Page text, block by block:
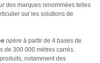
des marques renommées telles
sur les solutions de
opère à partir de 4 bases de
de 300 000 mètres carrés.
notamment des